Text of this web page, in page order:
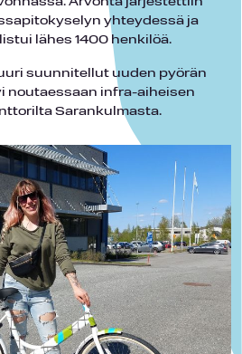
yhteydessä ja
lähes 1400 henkilöä.
suunnitellut uuden pyörän
noutaessaan infra-aiheisen
Sarankulmasta.